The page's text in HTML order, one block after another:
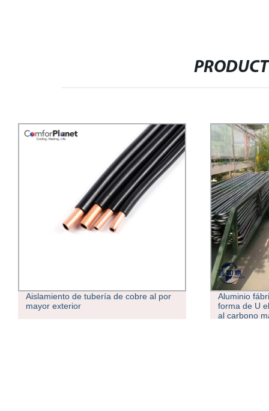
Aislamiento de tubería de cobre al por
mayor exterior
Aluminio
forma de U
al carbono